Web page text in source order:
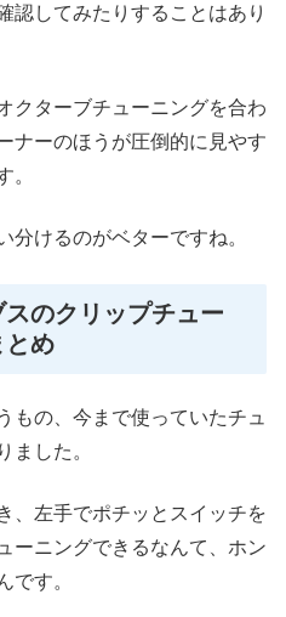
認してみたりすることはあり
クターブチューニングを合わ
ナーのほうが圧倒的に見やす
。
分けるのがベターですね。
のクリップチュー
とめ
もの、今まで使っていたチュ
ました。
、左手でポチッとスイッチを
ーニングできるなんて、ホン
です。